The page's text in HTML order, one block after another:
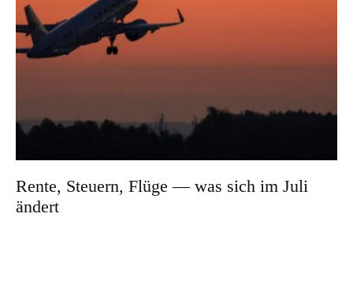
Rente, Steuern, Flüge — was sich im Juli
ändert